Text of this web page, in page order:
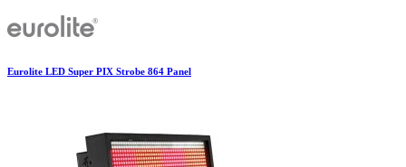
Eurolite LED Super PIX Strobe 864 Panel